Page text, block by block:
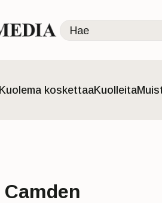
Kuolema koskettaaKuolleita
Camden